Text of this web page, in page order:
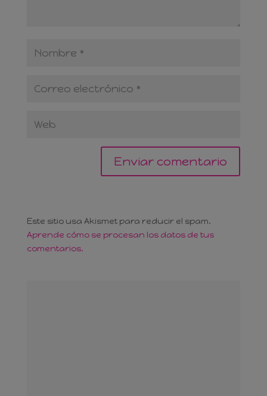
Este sitio usa Akismet para reducir el spam.
Aprende cómo se procesan los datos de tus
comentarios.